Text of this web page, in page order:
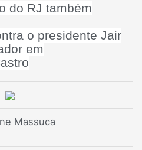
do RJ também
o presidente Jair
em
Massuca